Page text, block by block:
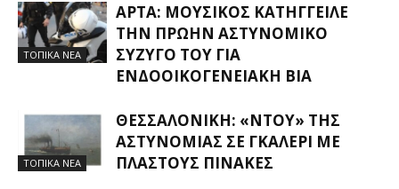
ΤΟΠΙΚΑ ΝΕΑ
ΆΡΤΑ: ΜΟΥΣΙΚΌΣ ΚΑΤΉΓΓΕΙΛΕ
ΤΗΝ ΠΡΏΗΝ ΑΣΤΥΝΟΜΙΚΌ
ΣΎΖΥΓΌ ΤΟΥ ΓΙΑ
ΕΝΔΟΟΙΚΟΓΕΝΕΙΑΚΉ ΒΊΑ
ΤΟΠΙΚΑ ΝΕΑ
ΘΕΣΣΑΛΟΝΊΚΗ: «ΝΤΟΥ» ΤΗΣ
ΑΣΤΥΝΟΜΊΑΣ ΣΕ ΓΚΑΛΕΡΊ ΜΕ
ΠΛΑΣΤΟΎΣ ΠΊΝΑΚΕΣ